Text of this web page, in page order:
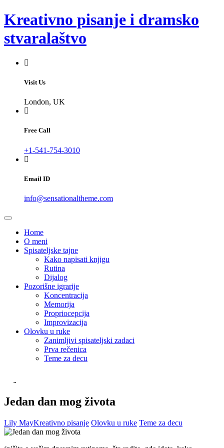
Skip
to
content
Kreativno pisanje i dramsko
stvaralaštvo
Visit Us
London, UK
Free Call
+1-541-754-3010
Email ID
info@sensationaltheme.com
Home
O meni
Spisateljske tajne
Kako napisati knjigu
Rutina
Dijalog
Pozorišne igrarije
Koncentracija
Memorija
Propriocepcija
Improvizacija
Olovku u ruke
Zanimljivi spisateljski zadaci
Prva rečenica
Teme za decu
Jedan dan mog života
Lily MayKreativno pisanje Olovku u ruke Teme za decu